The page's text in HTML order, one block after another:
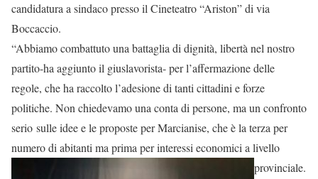
candidatura a sindaco presso il Cineteatro “Ariston” di via
Boccaccio.
“Abbiamo combattuto una battaglia di dignità, libertà nel nostro
partito-ha aggiunto il giuslavorista- per l’affermazione delle
regole, che ha raccolto l’adesione di tanti cittadini e forze
politiche. Non chiedevamo una conta di persone, ma un confronto
serio sulle idee e le proposte per Marcianise, che è la terza per
numero di abitanti ma prima per interessi economici a livello
provinciale.